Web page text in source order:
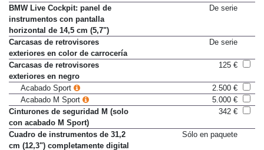
elementos de mando
BMW Live Cockpit: panel de
instrumentos con pantalla
horizontal de 14,5 cm (5,7")
Carcasas de retrovisores
exteriores en color de carrocería
Carcasas de retrovisores
exteriores en negro
Acabado Sport
2.500 €
Acabado M Sport
5.000 €
Cinturones de seguridad M (solo
con acabado M Sport)
Cuadro de instrumentos de 31,2